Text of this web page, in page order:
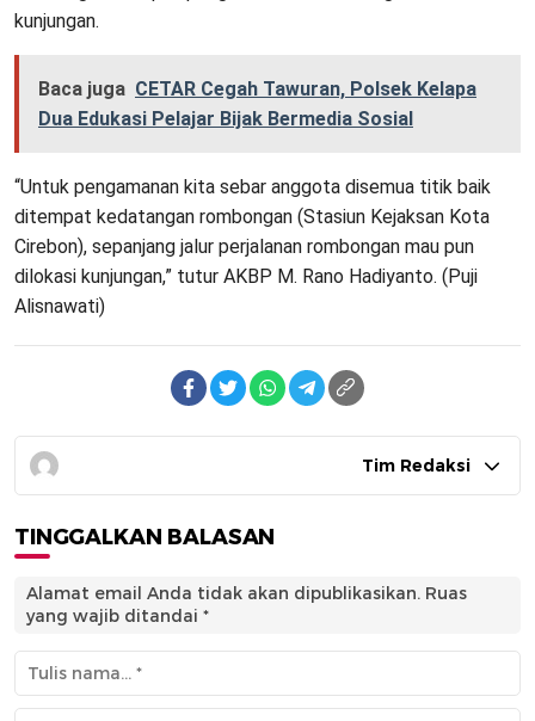
kunjungan.
Baca juga CETAR Cegah Tawuran, Polsek Kelapa
Dua Edukasi Pelajar Bijak Bermedia Sosial
“Untuk pengamanan kita sebar anggota disemua titik baik
ditempat kedatangan rombongan (Stasiun Kejaksan Kota
Cirebon), sepanjang jalur perjalanan rombongan mau pun
dilokasi kunjungan,” tutur AKBP M. Rano Hadiyanto. (Puji
Alisnawati)
Tim Redaksi
TINGGALKAN BALASAN
Alamat email Anda tidak akan dipublikasikan. Ruas
yang wajib ditandai *